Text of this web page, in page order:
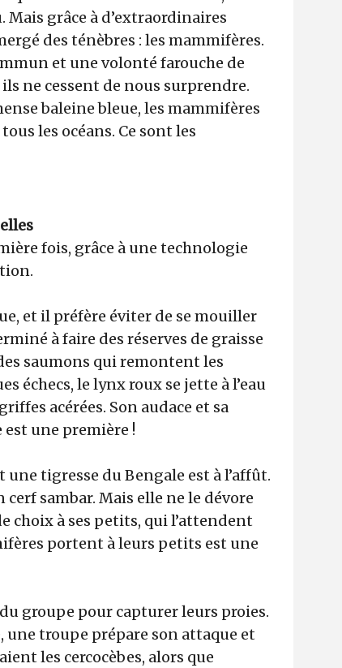
grâce à d’extraordinaires
des ténèbres : les mammifères.
et une volonté farouche de
ne cessent de nous surprendre.
baleine bleue, les mammifères
les océans. Ce sont les
fois, grâce à une technologie
et il préfère éviter de se mouiller
à faire des réserves de graisse
saumons qui remontent les
échecs, le lynx roux se jette à l’eau
acérées. Son audace et sa
une première !
une tigresse du Bengale est à l’affût.
sambar. Mais elle ne le dévore
choix à ses petits, qui l’attendent
portent à leurs petits est une
groupe pour capturer leurs proies.
une troupe prépare son attaque et
les cercocèbes, alors que